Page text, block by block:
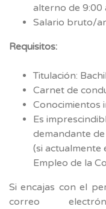
alterno de 9:00
Salario bruto/
Requisitos:
Titulación:
Carnet de
Conocimientos
Es
demandante
(si actualmente
Empleo de la
Si encajas con el
correo